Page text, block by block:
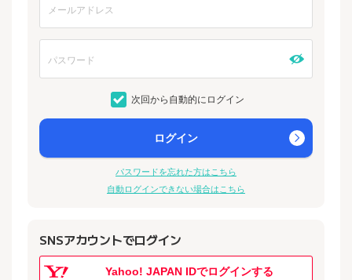
次回から自動的にログイン
ログイン
パスワードを忘れた方はこちら
自動ログインできない場合はこちら
SNSアカウントでログイン
Yahoo! JAPAN IDでログインする